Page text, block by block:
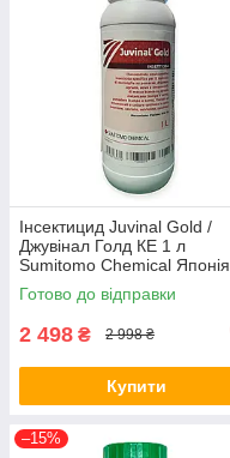
Інсектицид Juvinal Gold /
Джувінал Голд КЕ 1 л
Sumitomo Chemical Японія
Готово до відправки
2 498 ₴ 2 998 ₴
Купити
–15%